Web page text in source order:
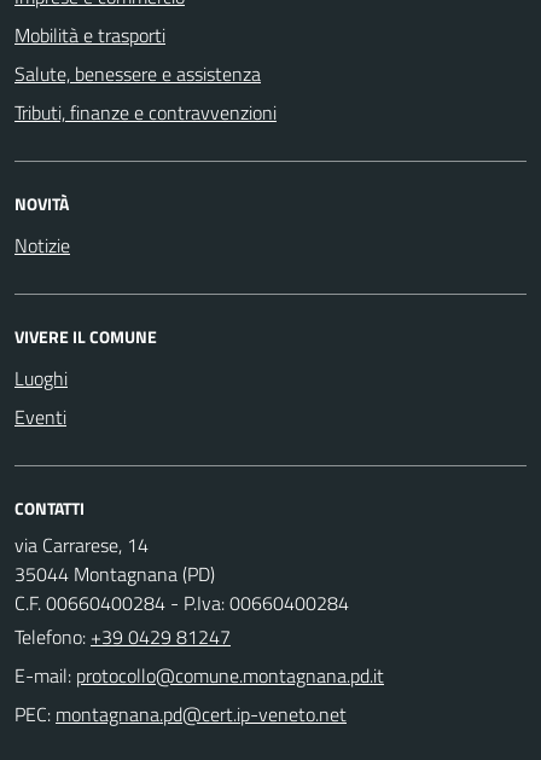
Mobilità e trasporti
Salute, benessere e assistenza
Tributi, finanze e contravvenzioni
NOVITÀ
Notizie
VIVERE IL COMUNE
Luoghi
Eventi
CONTATTI
via Carrarese, 14
35044 Montagnana (PD)
C.F. 00660400284 - P.Iva: 00660400284
Telefono: +39 0429 81247
E-mail:
PEC: